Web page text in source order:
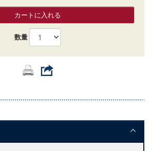
カートに入れる
数量